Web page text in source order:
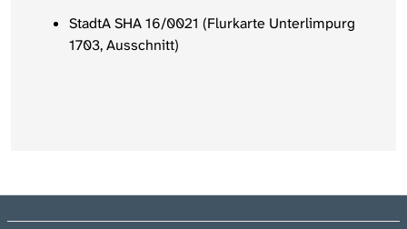
StadtA SHA 16/0021 (Flurkarte Unterlimpurg
1703, Ausschnitt)